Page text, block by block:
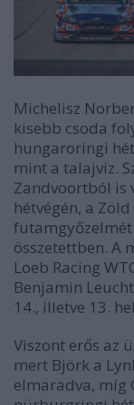
Michelisz
kisebb csoda
hungaroringi
mint a talajvíz.
Zandvoortból is
hétvégén, a
összetettben. A
Loeb Racing
Benjamin
14., illetve 13.
Viszont erős az
mert Björk a
elmaradva, míg